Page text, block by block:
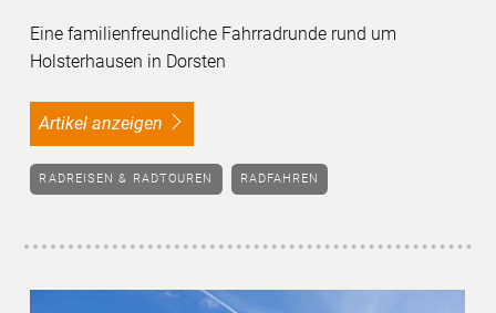
Eine familienfreundliche Fahrradrunde rund um
Holsterhausen in Dorsten
Artikel anzeigen
RADREISEN & RADTOUREN RADFAHREN